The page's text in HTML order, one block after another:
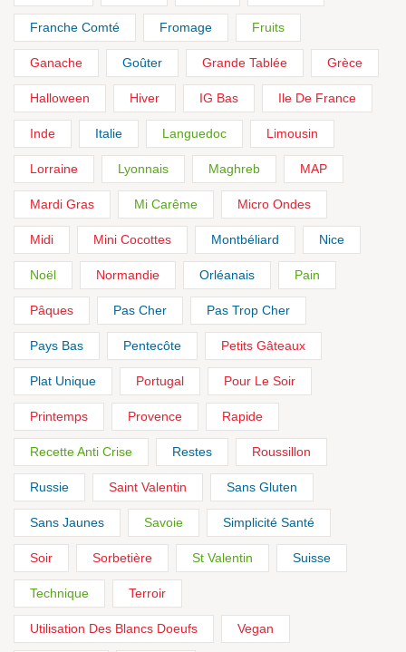
Franche Comté Fromage Fruits
Ganache Goûter Grande Tablée Grèce
Halloween Hiver IG Bas Ile De France
Inde Italie Languedoc Limousin
Lorraine Lyonnais Maghreb MAP
Mardi Gras Mi Carême Micro Ondes
Midi Mini Cocottes Montbéliard Nice
Noël Normandie Orléanais Pain
Pâques Pas Cher Pas Trop Cher
Pays Bas Pentecôte Petits Gâteaux
Plat Unique Portugal Pour Le Soir
Printemps Provence Rapide
Recette Anti Crise Restes Roussillon
Russie Saint Valentin Sans Gluten
Sans Jaunes Savoie Simplicité Santé
Soir Sorbetière St Valentin Suisse
Technique Terroir
Utilisation Des Blancs Doeufs Vegan